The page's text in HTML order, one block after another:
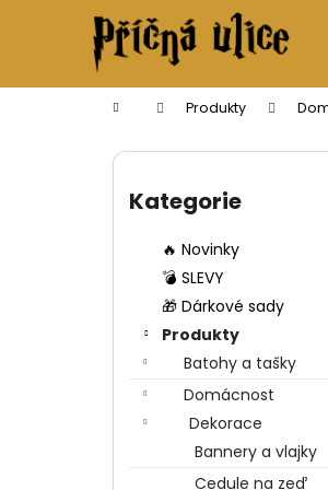
Domů Produkty
kategorie
Kategorie
🔥 Novinky
💣 SLEVY
🎁 Dárkové sady
Produkty
Batohy a tašky
Domácnost
Dekorace
Bannery a vlajky
Cedule na zeď
í
Zpět
do
Zpět
do